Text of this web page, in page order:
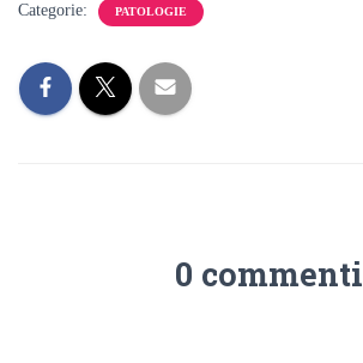
Categorie: PATOLOGIE
0 commenti